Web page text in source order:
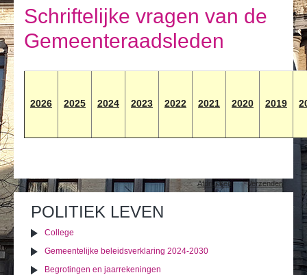
Ik bezoek
Publicaties
E-loket / Afspraak maken
Actu
Schriftelijke vragen van de
Gemeenteraadsleden
2026 2025 2024 2023 2022 2021 2020 2019
acties
Afdrukken Verzenden
POLITIEK LEVEN
College
Gemeentelijke beleidsverklaring 2024-2030
Begrotingen en jaarrekeningen